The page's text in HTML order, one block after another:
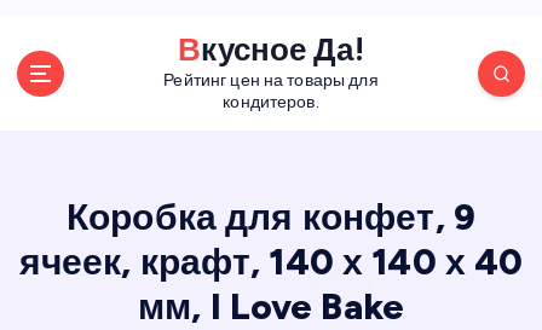
Вкусное Да!
Рейтинг цен на товары для
кондитеров.
Коробка для конфет, 9
ячеек, крафт, 140 х 140 х 40
мм, I Love Bake